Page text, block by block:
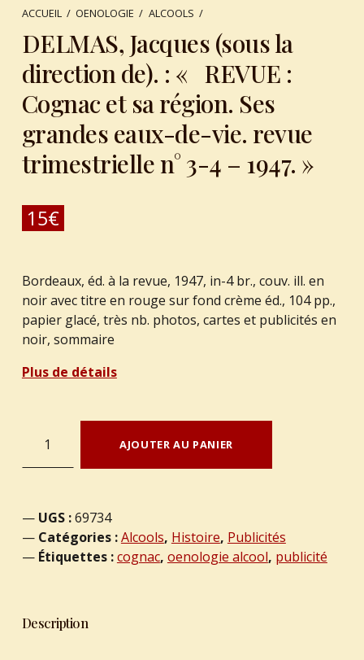
ACCUEIL / OENOLOGIE / ALCOOLS /
DELMAS, Jacques (sous la
direction de). : « REVUE :
Cognac et sa région. Ses
grandes eaux-de-vie. revue
trimestrielle n° 3-4 – 1947. »
15€
Bordeaux, éd. à la revue, 1947, in-4 br., couv. ill. en
noir avec titre en rouge sur fond crème éd., 104 pp.,
papier glacé, très nb. photos, cartes et publicités en
noir, sommaire
Plus de détails
quantité de DELMAS, Jacques (sous la direction de). : « REVUE : Cognac et sa région. Ses grandes eaux-de-vie. revue trimestrielle n° 3-4 - 1947. » AJOUTER AU PANIER
UGS :69734
Catégories :Alcools, Histoire, Publicités
Étiquettes :cognac, oenologie alcool, publicité
Description